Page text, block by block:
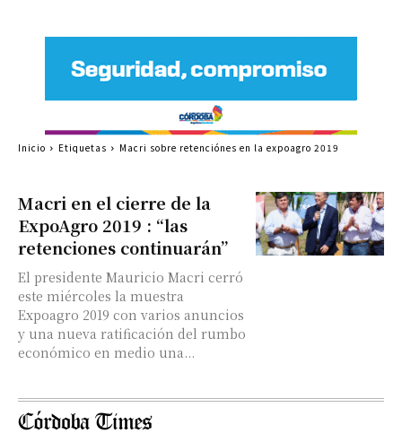
Macri en el cierre de la
ExpoAgro 2019 : “las
retenciones continuarán”
El presidente Mauricio Macri cerró
este miércoles la muestra
Expoagro 2019 con varios anuncios
y una nueva ratificación del rumbo
económico en medio una...
Inicio Etiquetas Macri sobre retenciónes en la expoagro 2019